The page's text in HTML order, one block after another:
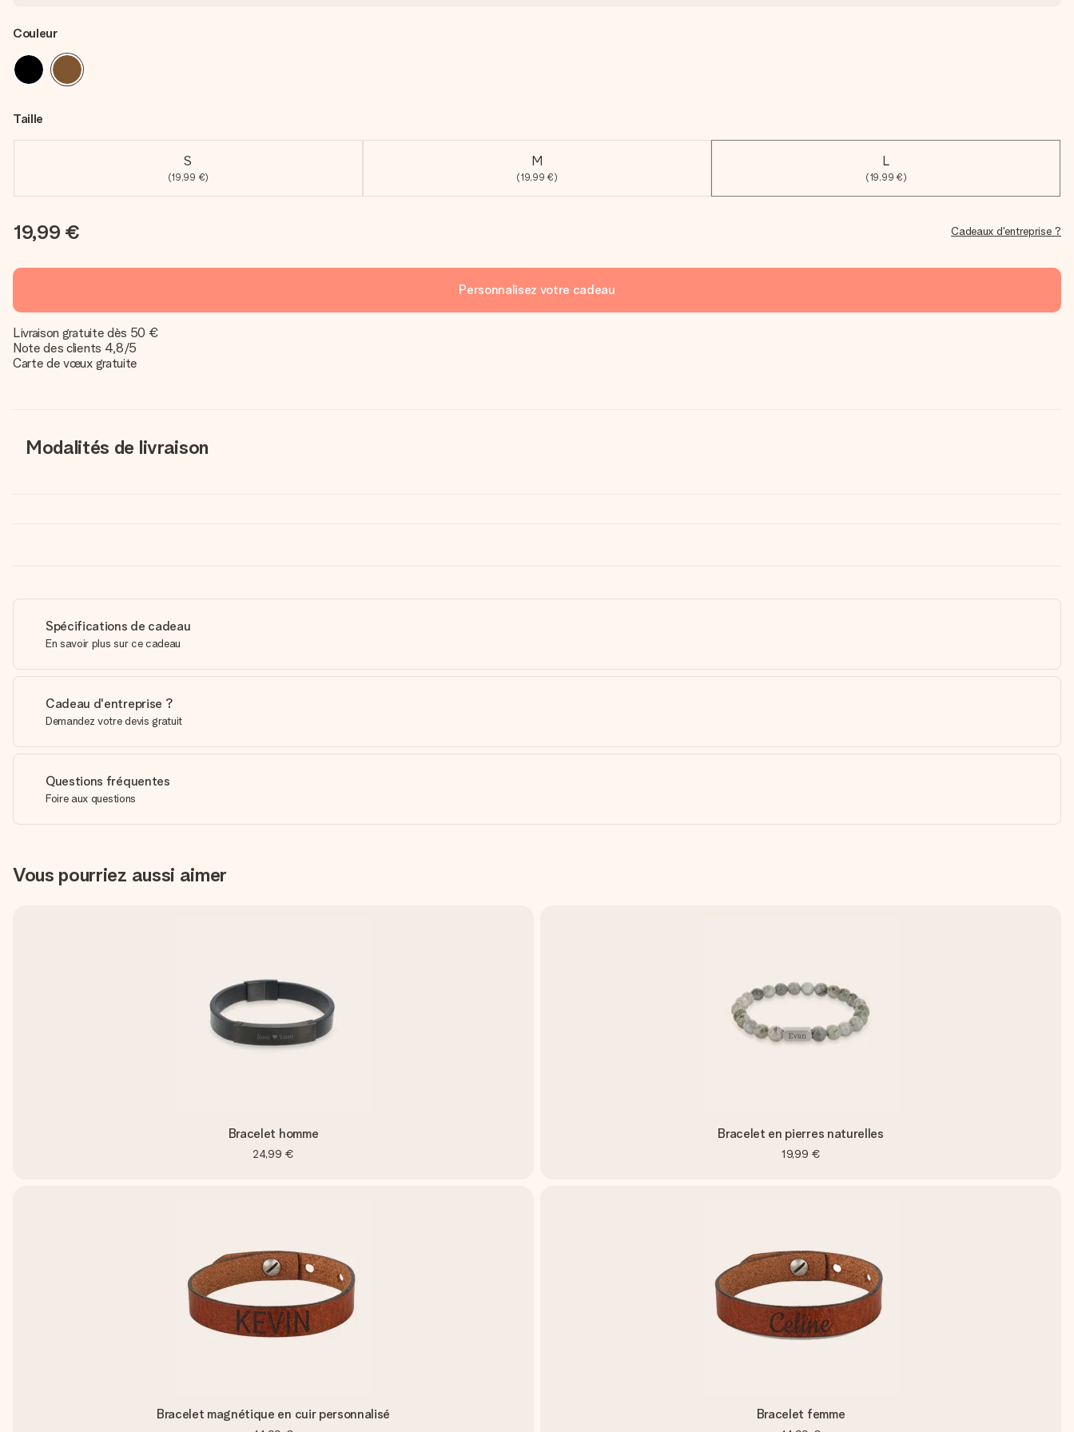
Couleur
Taille
S
(19,99 €)
M
(19,99 €)
L
(19,99 €)
19,99 € Cadeaux d'entreprise ?
Personnalisez votre cadeau
Livraison gratuite dès 50 €
Note des clients 4,8/5
Carte de vœux gratuite
Modalités de livraison
Spécifications de cadeau
En savoir plus sur ce cadeau
Cadeau d'entreprise ?
Demandez votre devis gratuit
Questions fréquentes
Foire aux questions
Vous pourriez aussi aimer
Bracelet homme
24,99 €
Bracelet en pierres naturelles
19,99 €
Bracelet magnétique en cuir personnalisé Bracelet femme